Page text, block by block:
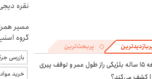
پربحث‌ترین
نابغه ۱۵ ساله بلژیکی راز طول عمر و توقف پیری
نقره
مسیر
گروه اسنپ
بازرسی
خرید